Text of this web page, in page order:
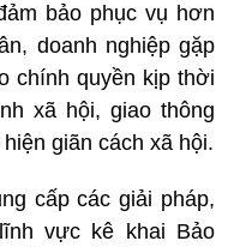
bảo phục vụ hơn
doanh nghiệp gặp
chính quyền kịp thời
xã hội, giao thông
giãn cách xã hội.
cấp các giải pháp,
vực kê khai Bảo